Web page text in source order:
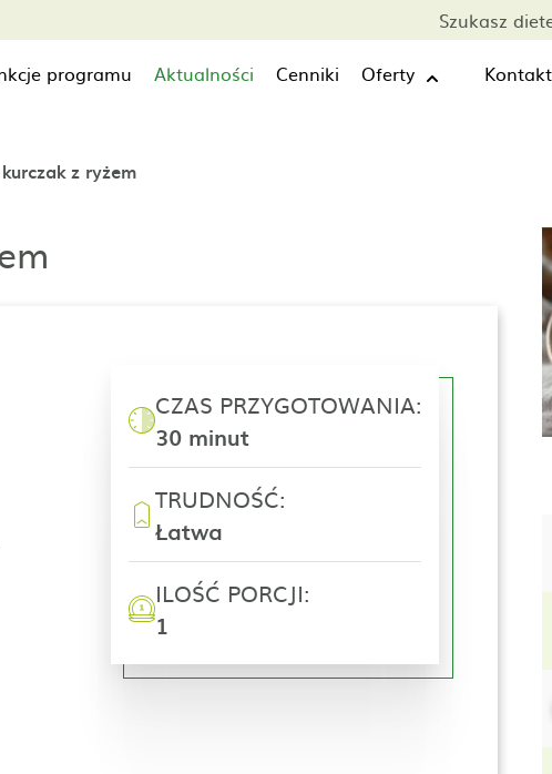
Szukasz
programu
Aktualności Cenniki Oferty Kontakt
z ryżem
CZAS PRZYGOTOWANIA:
30 minut
TRUDNOŚĆ:
Łatwa
ILOŚĆ PORCJI:
1